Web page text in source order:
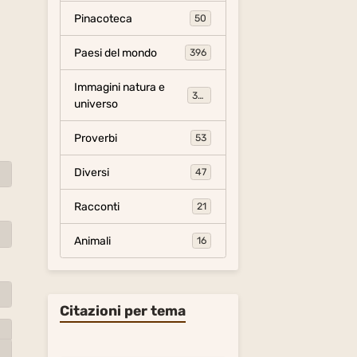
Pinacoteca 50
Paesi del mondo 396
Immagini natura e
universo
306
Proverbi 53
Diversi 47
Racconti 21
Animali 16
Citazioni per tema